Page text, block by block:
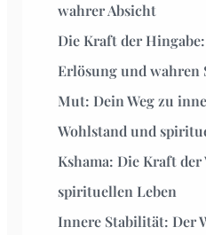
wahrer Absicht
Die Kraft der
Erlösung und wahren
Mut: Dein Weg zu
Wohlstand und
Kshama: Die Kraft der
spirituellen Leben
Innere Stabilität: Der